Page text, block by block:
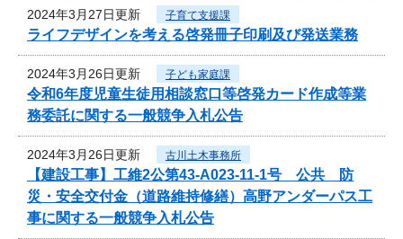
2024年3月27日更新 子育て支援課
ライフデザインを考える啓発冊子印刷及び発送業務
2024年3月26日更新 子ども家庭課
令和6年度児童生徒用相談窓口等啓発カード作成等業
務委託に関する一般競争入札公告
2024年3月26日更新 古川土木事務所
【建設工事】工維2公第43-A023-11-1号 公共 防
災・安全交付金（道路維持修繕）高野アンダーパス工
事に関する一般競争入札公告